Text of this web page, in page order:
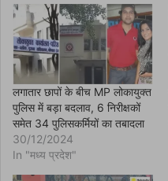
k
(
O
p
e
n
s
n
n
e
w
w
i
n
d
o
लगातार छापों के बीच MP लोकायुक्त
पुलिस में बड़ा बदलाव, 6 निरीक्षकों
समेत 34 पुलिसकर्मियों का तबादला
30/12/2024
In "मध्य प्रदेश"